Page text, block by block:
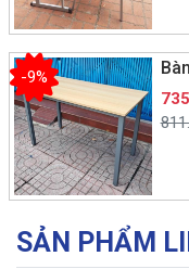
-9%
SẢN PHẨM